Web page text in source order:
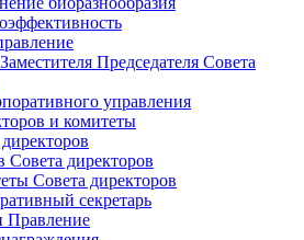
Председателя Совета
управления
и комитеты
Совета директоров
Совета директоров
секретарь
Правление